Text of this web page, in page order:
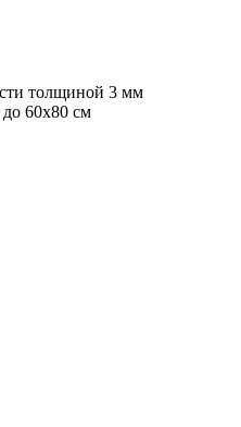
толщиной 3 мм
до 60х80 см